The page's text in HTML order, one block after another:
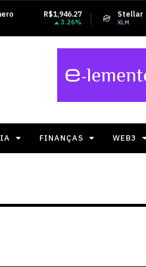
Stellar R$0.835187
XLM 1.16%
FINANÇAS WEB3